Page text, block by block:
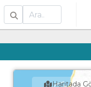
Ara
Haritada